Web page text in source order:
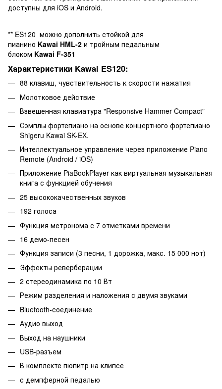
доступны для iOS и Android.
** ES120 можно дополнить стойкой для
пианино Kawai HML-2 и тройным педальным
блоком Kawai F-351
Характеристики Kawai ES120:
88 клавиш, чувствительность к скорости нажатия
Молотковое действие
Взвешенная клавиатура "Responsive Hammer Compact"
Сэмплы фортепиано на основе концертного фортепиано
Shigeru Kawai SK-EX.
Интеллектуальное управление через приложение Piano
Remote (Android / iOS)
Приложение PiaBookPlayer как виртуальная музыкальная
книга с функцией обучения
25 высококачественных звуков
192 голоса
Функция метронома с 7 отметками времени
16 демо-песен
Функция записи (3 песни, 1 дорожка, макс. 15 000 нот)
Эффекты реверберации
2 стереодинамика по 10 Вт
Режим разделения и наложения с двумя звуками
Bluetooth-соединение
Аудио выход
Выход на наушники
USB-разъем
В комплекте пюпитр на клипсе
с демпферной педалью